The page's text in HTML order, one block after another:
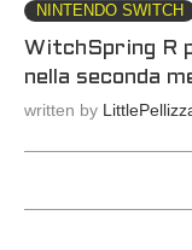
NINTENDO SWITCH
WitchSpring R
nella seconda
written by